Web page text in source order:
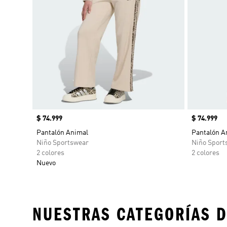
Precio
$ 74.999
Pantalón Animal
Niño Sportswear
2 colores
Nuevo
Precio
$ 74.999
Pantalón
Niño
2 colores
NUESTRAS CATEGORÍAS